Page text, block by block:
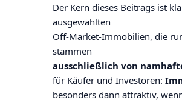
Der Kern dieses Beitrags ist
ausgewählten
Off-Market-Immobilien, die
stammen
ausschließlich von
für Käufer und Investoren:
besonders dann attraktiv,